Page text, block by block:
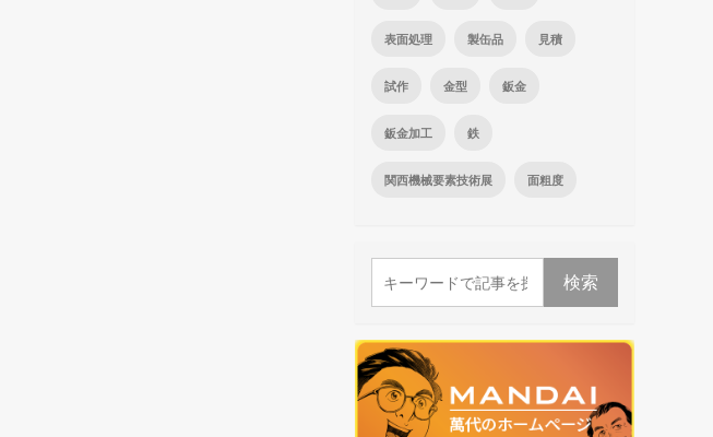
表面処理 製缶品 見積
試作 金型 鈑金
鈑金加工 鉄
関西機械要素技術展 面粗度
検索